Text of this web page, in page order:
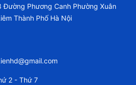
Đường Phương Canh Phường Xuân
Thành Phố Hà Nội
2 - Thứ 7